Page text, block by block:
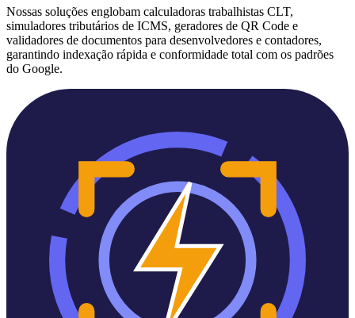
Nossas soluções englobam calculadoras trabalhistas CLT,
simuladores tributários de ICMS, geradores de QR Code e
validadores de documentos para desenvolvedores e contadores,
garantindo indexação rápida e conformidade total com os padrões
do Google.